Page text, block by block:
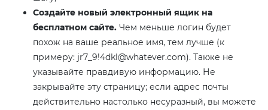
Создайте новый электронный ящик на
бесплатном сайте. Чем меньше логин будет
похож на ваше реальное имя, тем лучше (к
примеру: jr7_9!4dkl@whatever.com). Также не
указывайте правдивую информацию. Не
закрывайте эту страницу; если адрес почты
действительно настолько несуразный, вы можете